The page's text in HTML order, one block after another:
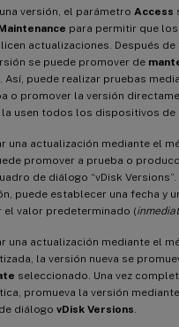
versión, el parámetro Access
para permitir que
actualizaciones. Después de
se puede promover de
Así, puede realizar pruebas
o promover la versión
usen todos los dispositivos de
una actualización mediante el
promover a prueba o
de diálogo “vDisk
puede establecer una fecha y
valor predeterminado (
una actualización mediante el
la versión nueva se
seleccionado. Una vez
promueva la versión
diálogo vDisk Versions